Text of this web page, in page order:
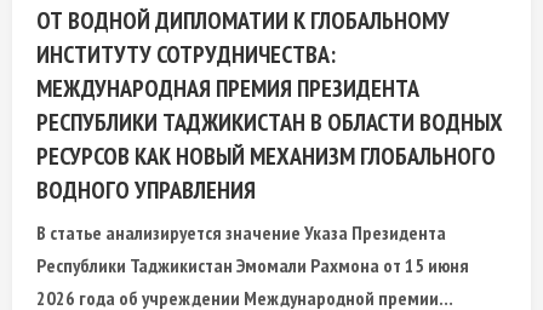
ОТ ВОДНОЙ ДИПЛОМАТИИ К ГЛОБАЛЬНОМУ
ИНСТИТУТУ СОТРУДНИЧЕСТВА:
МЕЖДУНАРОДНАЯ ПРЕМИЯ ПРЕЗИДЕНТА
РЕСПУБЛИКИ ТАДЖИКИСТАН В ОБЛАСТИ ВОДНЫХ
РЕСУРСОВ КАК НОВЫЙ МЕХАНИЗМ ГЛОБАЛЬНОГО
ВОДНОГО УПРАВЛЕНИЯ
В статье анализируется значение Указа Президента
Республики Таджикистан Эмомали Рахмона от 15 июня
2026 года об учреждении Международной премии